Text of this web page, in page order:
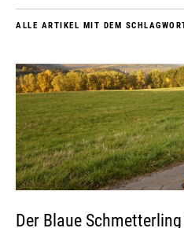
ALLE ARTIKEL MIT DEM
Der Blaue